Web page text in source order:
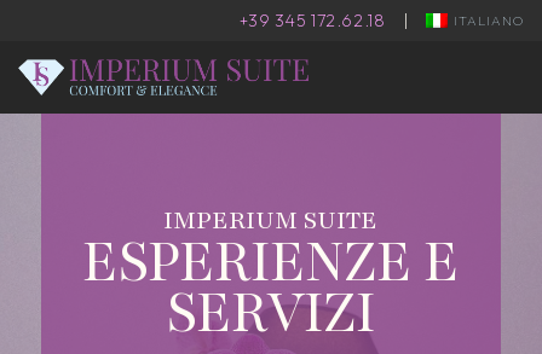
+39 345 172.62.18 | ITALIANO
IMPERIUM SUITE
ESPERIENZE E
SERVIZI